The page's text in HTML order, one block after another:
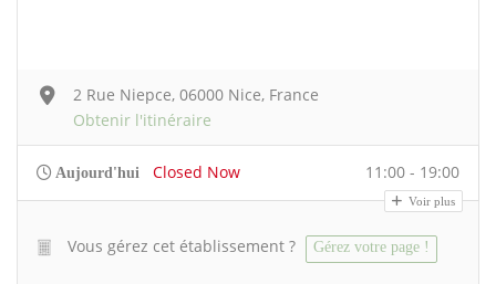
2 Rue Niepce, 06000 Nice, France
Obtenir l'itinéraire
Aujourd'hui Closed Now 11:00 - 19:00
Voir plus
Vous gérez cet établissement ? Gérez votre page !